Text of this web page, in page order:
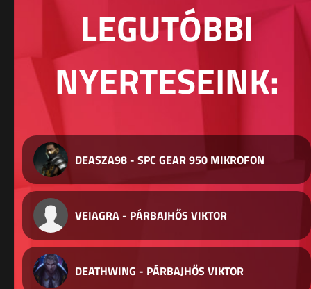
LEGUTÓBBI
NYERTESEINK:
DEASZA98 - SPC GEAR 950 MIKROFON
VEIAGRA - PÁRBAJHŐS VIKTOR
DEATHWING - PÁRBAJHŐS VIKTOR